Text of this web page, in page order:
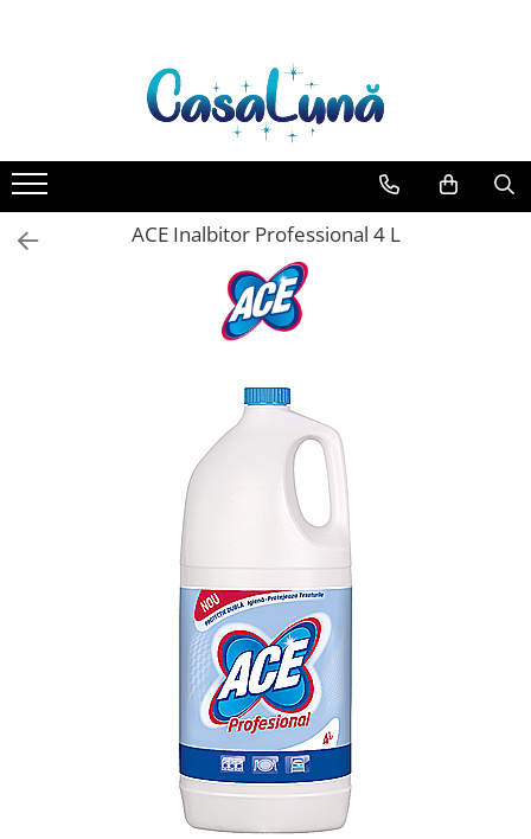
Toate Produsele
Gamma D'ORO Odorizant Cu
Betisoare 120 ml
EYFEL
EYFEL Odorizant Auto 10 ml
EYFEL Odorizant Camera cu
EYFEL Spray Odorizant 400 ml
LORIS Odorizant cu Betisoare 120
Apret & solutii speciale
Solutie de intretinere textile
ACE Inalbitor Professional 4 L